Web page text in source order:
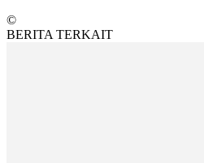
©
BERITA TERKAIT